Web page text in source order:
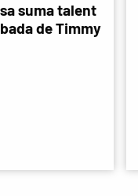
suma talent
de Timmy